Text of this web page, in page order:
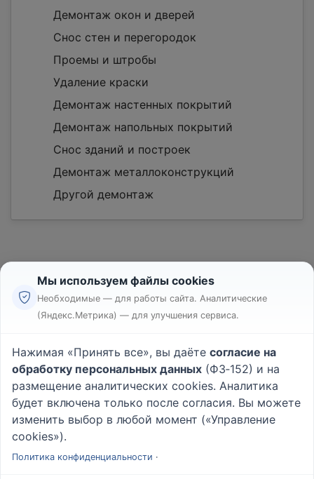
Демонтаж окон и дверей
Снос стен и перегородок
Проемы и штробы
Удаление краски
Демонтаж настенных покрытий
Демонтаж напольных покрытий
Снос зданий и построек
Демонтаж металлоконструкций
Другой демонтаж
Реклама
Пользовательское соглашение
Политика конфиденциальности
Вопрос - Ответ|О проекте
Мы используем файлы cookies
Необходимые — для работы сайта. Аналитические
(Яндекс.Метрика) — для улучшения сервиса.
Нажимая «Принять все», вы даёте согласие на
обработку персональных данных (ФЗ‑152) и на
размещение аналитических cookies. Аналитика
будет включена только после согласия. Вы можете
изменить выбор в любой момент («Управление
cookies»).
Политика конфиденциальности ·